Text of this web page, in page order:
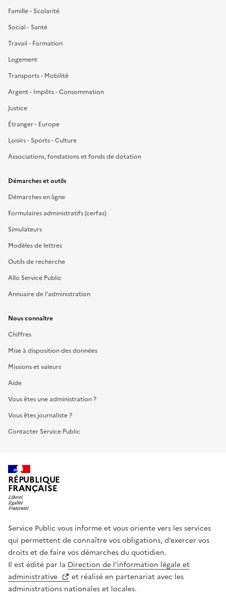
Famille - Scolarité
Social - Santé
Travail - Formation
Logement
Transports - Mobilité
Argent - Impôts - Consommation
Justice
Étranger - Europe
Loisirs - Sports - Culture
Associations, fondations et fonds de dotation
Démarches et outils
Démarches en ligne
Formulaires administratifs (cerfas)
Simulateurs
Modèles de lettres
Outils de recherche
Allo Service Public
Annuaire de l'administration
Nous connaître
Chiffres
Mise à disposition des données
Missions et valeurs
Aide
Vous êtes une administration ?
Vous êtes journaliste ?
Contacter Service Public
RÉPUBLIQUE
FRANÇAISE
Service Public vous informe et vous oriente vers les services
qui permettent de connaître vos obligations, d’exercer vos
droits et de faire vos démarches du quotidien.
Il est édité par la Direction de l’information légale et
administrative
et réalisé en partenariat avec les
administrations nationales et locales.